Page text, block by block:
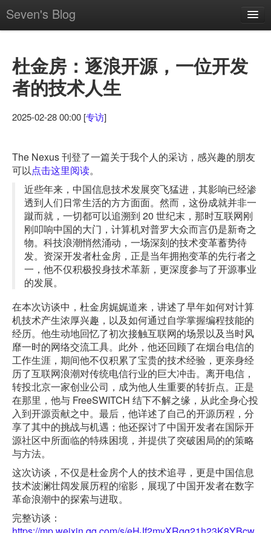
Seven's Blog
所有标签
订阅 Feed
杜金房：逐浪开源，一位开发
者的技术人生
2025-02-28 00:00 [专访]
The Nexus 刊登了一篇关于我个人的采访，感兴趣的朋友
可以点击这里阅读。
近些年来，中国信息技术发展突飞猛进，其影响已经渗
透到人们日常生活的方方面面。然而，这份成就并非一
蹴而就，一切都可以追溯到 20 世纪末，那时互联网刚
刚叩响中国的大门，计算机对普罗大众而言仍是新奇之
物。科技浪潮悄然涌动，一场深刻的技术变革蓄势待
发。资深开发者杜金房，正是当年拥抱变革的先行者之
一，他不仅积极投身技术革新，更深度参与了开源事业
的发展。
在本次访谈中，杜金房娓娓道来，讲述了早年如何对计算
机技术产生浓厚兴趣，以及如何通过自学掌握编程技能的
经历。他生动地回忆了初次接触互联网的场景以及当时风
靡一时的网络交流工具。此外，他还回顾了在烟台电信的
工作生涯，期间他不仅积累了宝贵的技术经验，更亲身经
历了互联网浪潮对传统电信行业的巨大冲击。离开电信，
转投北京一家创业公司，成为他人生重要的转折点。正是
在那里，他与 FreeSWITCH 结下不解之缘，从此全身心投
入到开源贡献之中。最后，他详述了自己的开源历程，分
享了其中的挑战与机遇；他还探讨了中国开发者在国际开
源社区中所面临的特殊困境，并提供了突破困局的的策略
与方法。
这次访谈，不仅是杜金房个人的技术追寻，更是中国信息
技术波澜壮阔发展历程的缩影，展现了中国开发者在数字
革命浪潮中的探索与进取。
完整访谈：